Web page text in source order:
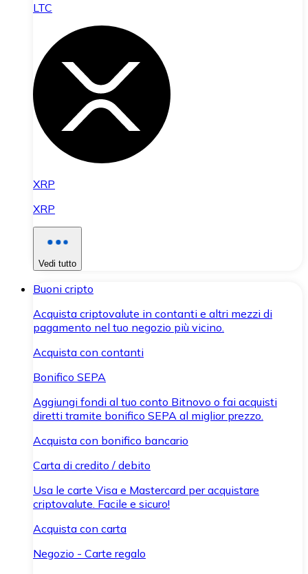
LTC
XRP
XRP
Vedi tutto
Buoni cripto
Acquista criptovalute in contanti e altri mezzi di
pagamento nel tuo negozio più vicino.
Acquista con contanti
Bonifico SEPA
Aggiungi fondi al tuo conto Bitnovo o fai acquisti
diretti tramite bonifico SEPA al miglior prezzo.
Acquista con bonifico bancario
Carta di credito / debito
Usa le carte Visa e Mastercard per acquistare
criptovalute. Facile e sicuro!
Acquista con carta
Negozio - Carte regalo